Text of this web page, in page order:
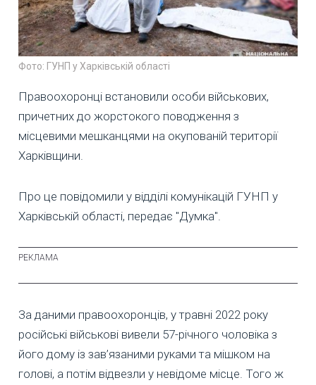
Фото: ГУНП у Харківській області
Правоохоронці встановили особи військових,
причетних до жорстокого поводження з
місцевими мешканцями на окупованій території
Харківщини.
Про це повідомили у відділі комунікацій ГУНП у
Харківській області, передає "Думка".
За даними правоохоронців, у травні 2022 року
російські військові вивели 57-річного чоловіка з
його дому із зав’язаними руками та мішком на
голові, а потім відвезли у невідоме місце. Того ж